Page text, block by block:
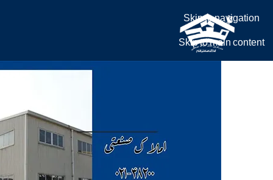
Skip to navigation
Skip to main content